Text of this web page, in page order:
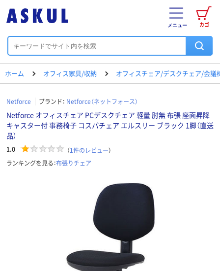
カゴ
メニュー
ホーム オフィス家具/収納 オフィスチェア/デスクチェア/会議
Netforce ブランド： Netforce（ネットフォース）
Netforce オフィスチェア PCデスクチェア 軽量 肘無 布張 座面昇降
キャスター付 事務椅子 コスパチェア エルスリー ブラック 1脚（直送
品）
1.0 （1件のレビュー）
ランキングを見る：布張りチェア